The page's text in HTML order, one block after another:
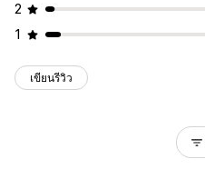
2
1
เขียนรีวิว